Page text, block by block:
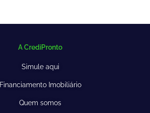
A CrediPronto
Simule aqui
Financiamento Imobiliário
Quem somos